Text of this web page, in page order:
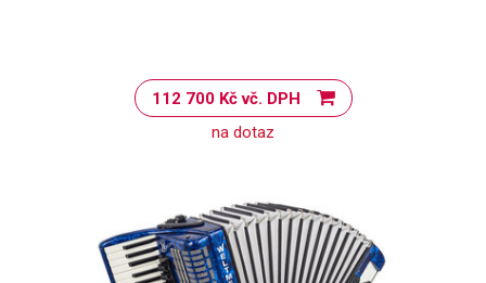
112 700 Kč vč. DPH
na dotaz